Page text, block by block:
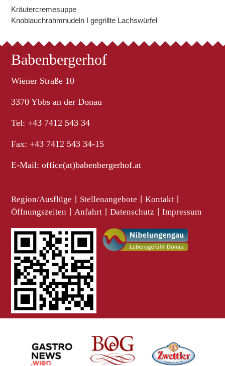
Kräutercremesuppe
Knoblauchrahmnudeln I gegrillte Lachswürfel
Babenbergerhof
Wiener Straße 10
3370 Ybbs an der Donau
Tel: +43 7412 543 34
Fax: +43 7412 543 34-15
E-Mail:office(at)babenbergerhof.at
Region/Ausflüge Stellenangebote Kontakt
Öffnungszeiten Anfahrt Datenschutz Impressum